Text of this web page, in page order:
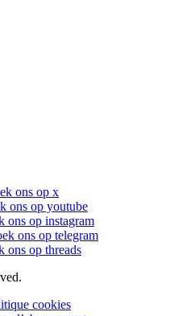
ons op x
ons op youtube
ons op instagram
ons op telegram
ons op threads
cookies